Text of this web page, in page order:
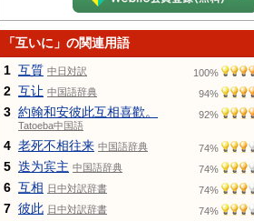
「互いに」の関連用語
1 互質 中日対訳 100%
2 互让 中国語辞典 94%
3 約翰和安彼此互相喜歡。
Tatoeba中国語
92%
4 老死不相往来 中国語辞典 74%
5 迭为宾主 中国語辞典 74%
6 互相 日中対訳辞書 74%
7 彼此 日中対訳辞書 74%